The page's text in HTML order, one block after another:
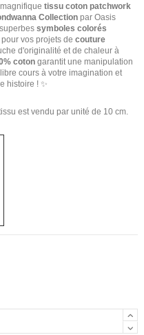
tissu coton patchwork
Collection par Oasis
symboles colorés
pour vos projets de couture
d'originalité et de chaleur à
coton garantit une manipulation
cours à votre imagination et
histoire ! ✨
est vendu par unité de 10 cm.